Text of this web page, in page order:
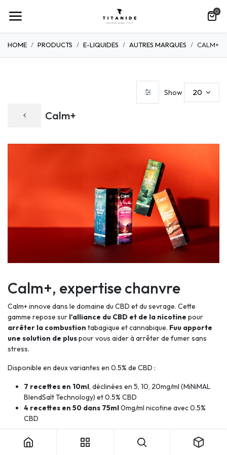
0
HOME PRODUCTS E-LIQUIDES AUTRES MARQUES CALM+
Calm+
Show 20
Calm+, expertise chanvre
Calm+ innove dans le domaine du CBD et du sevrage. Cette
gamme repose sur l'alliance du CBD et de la nicotine pour
arrêter la combustion tabagique et cannabique. Fuu apporte
une solution de pluspour vous aider à arrêter de fumer sans
stress.
Disponible en deux variantes en 0.5% de CBD :
7 recettes en 10ml, déclinées en 5, 10, 20mg/ml (MiNiMAL
BlendSalt Technology) et0.5% CBD
4 recettes en 50 dans 75ml0mg/ml nicotine avec 0.5%
CBD